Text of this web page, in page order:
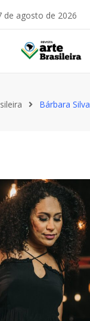
de agosto de 2026
Bárbara Silva